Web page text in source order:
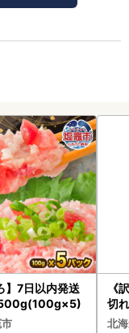
】7日以内発送
《
切
0g
北